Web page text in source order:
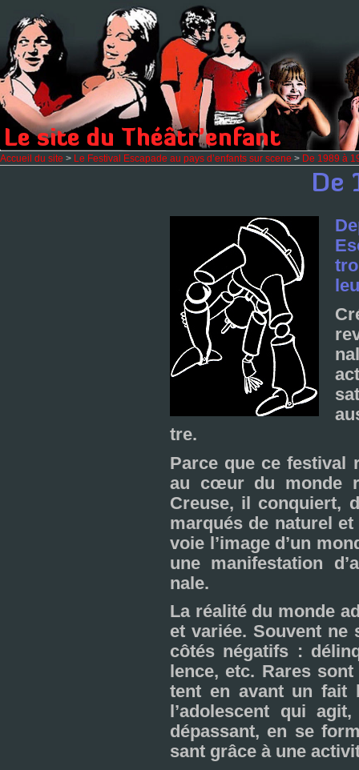
Accueil du site > Le Festival Escapade au pays d’enfants sur scene > De 1989 à
tre.
Parce que ce fes­ti­val
au cœur du monde
Creuse, il conquiert,
mar­qués de natu­rel
voie l’image d’un
une mani­fes­ta­tion
nale.
La réa­lité du monde
et variée. Souvent ne
côtés néga­tifs :
lence, etc. Rares
tent en avant un fait
l’ado­les­cent qui
dépas­sant, en se
sant grâce à une